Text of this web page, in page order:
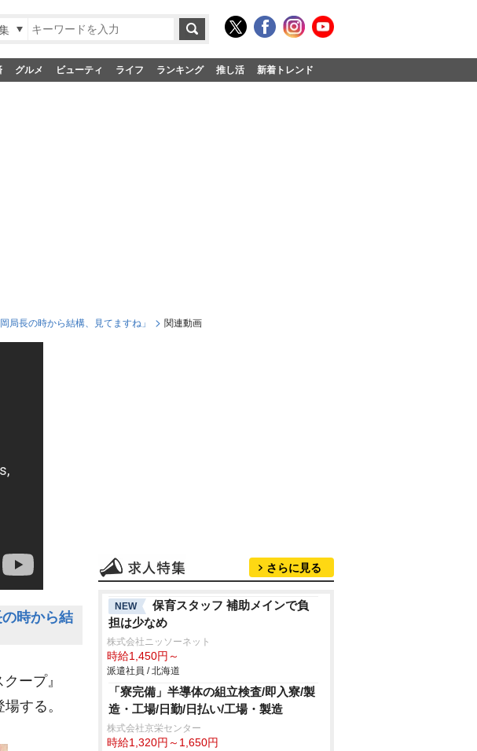
グルメ ビューティ ライフ ランキング 推し活 新着トレンド
局長の時から結構、見てますね」 関連動画
時から結
ープ』
する。
さらに見る
NEW
保育スタッフ 補助メインで負
担は少なめ
株式会社ニッソーネット
時給1,450円～
派遣社員 / 北海道
「寮完備」半導体の組立検査/即入寮/製
造・工場/日勤/日払い/工場・製造
株式会社京栄センター
時給1,320円～1,650円